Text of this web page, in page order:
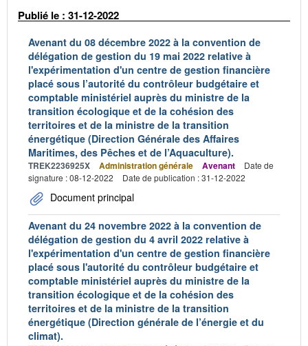
Publié le : 31-12-2022
Avenant du 08 décembre 2022 à la convention de
délégation de gestion du 19 mai 2022 relative à
l'expérimentation d'un centre de gestion financière
placé sous l’autorité du contrôleur budgétaire et
comptable ministériel auprès du ministre de la
transition écologique et de la cohésion des
territoires et de la ministre de la transition
énergétique (Direction Générale des Affaires
Maritimes, des Pêches et de l’Aquaculture).
TREK2236925X Administration générale Avenant
Date de
signature : 08-12-2022
Date de publication : 31-12-2022
Document principal
Avenant du 24 novembre 2022 à la convention de
délégation de gestion du 4 avril 2022 relative à
l'expérimentation d'un centre de gestion financière
placé sous l'autorité du contrôleur budgétaire et
comptable ministériel auprès du ministre de la
transition écologique et de la cohésion des
territoires et de la ministre de la transition
énergétique (Direction générale de l’énergie et du
climat).